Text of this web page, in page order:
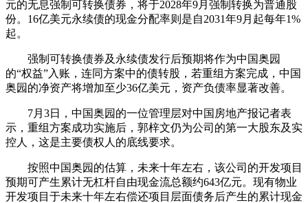
元的无息强制可转换债券，将于2028年9月强制转换为普通股
份。16亿美元永续债的现金分配率则是自2031年9月起每年1%
起。
强制可转换债券及永续债发行后预期将作为中国奥园
的“权益”入账，连同方案中的债转股，若重组方案完成，中国
奥园的净资产将增加至少36亿美元，资产负债率显著改善。
7月3日，中国奥园的一位管理层对中国房地产报记者表
示，重组方案成功实施后，郭梓文仍为公司的第一大股东及实
控人，这是主要债权人的底线要求。
按照中国奥园的估算，未来十年左右，该公司的开发项目
预期可产生累计无杠杆自由现金流总额约643亿元。现有物业
开发项目于未来十年左右偿还项目层面债务后产生的累计现金